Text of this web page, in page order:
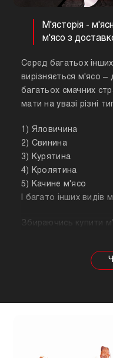
М'ясторія -
м'ясо з
Серед багатьох
вирізняється м'ясо –
багатьох смачних
мати на увазі різні
1) Яловичина
2) Свинина
3) Курятина
4) Кролятина
5) Качине м'ясо
І багато інших
Збираючись купити
залежності від
будуть змінюватися,
підійде для людей,